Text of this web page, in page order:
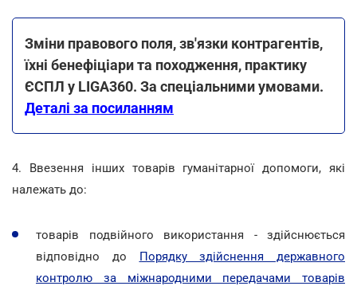
Зміни правового поля, зв'язки контрагентів,
їхні бенефіціари та походження, практику
ЄСПЛ у LIGA360. За спеціальними умовами.
Деталі за посиланням
4. Ввезення інших товарів гуманітарної допомоги, які
належать до:
товарів подвійного використання - здійснюється
відповідно до Порядку здійснення державного
контролю за міжнародними передачами товарів